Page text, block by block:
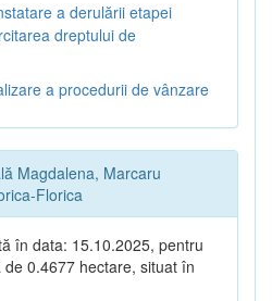
a derulării etapei
dreptului de
a procedurii de vânzare
Magdalena, Marcaru
Florica
în data: 15.10.2025, pentru
0.4677 hectare, situat în